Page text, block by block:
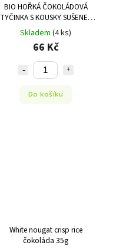
BIO HOŘKÁ ČOKOLÁDOVÁ
TYČINKA S KOUSKY SUŠENEK
45G FTC
Skladem (4 ks)
66 Kč
Do košíku
White nougat crisp rice
čokoláda 35g